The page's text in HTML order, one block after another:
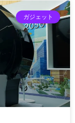
ガジェット